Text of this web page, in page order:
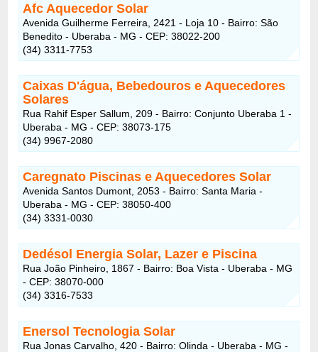
Afc Aquecedor Solar
Avenida Guilherme Ferreira, 2421 - Loja 10 - Bairro: São
Benedito - Uberaba - MG - CEP: 38022-200
(34) 3311-7753
Caixas D'água, Bebedouros e Aquecedores
Solares
Rua Rahif Esper Sallum, 209 - Bairro: Conjunto Uberaba 1 -
Uberaba - MG - CEP: 38073-175
(34) 9967-2080
Caregnato Piscinas e Aquecedores Solar
Avenida Santos Dumont, 2053 - Bairro: Santa Maria -
Uberaba - MG - CEP: 38050-400
(34) 3331-0030
Dedésol Energia Solar, Lazer e Piscina
Rua João Pinheiro, 1867 - Bairro: Boa Vista - Uberaba - MG
- CEP: 38070-000
(34) 3316-7533
Enersol Tecnologia Solar
Rua Jonas Carvalho, 420 - Bairro: Olinda - Uberaba - MG -